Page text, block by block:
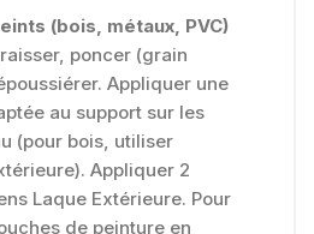
(bois, métaux, PVC)
poncer (grain
Appliquer une
au support sur les
(pour bois, utiliser
Appliquer 2
Laque Extérieure. Pour
de peinture en